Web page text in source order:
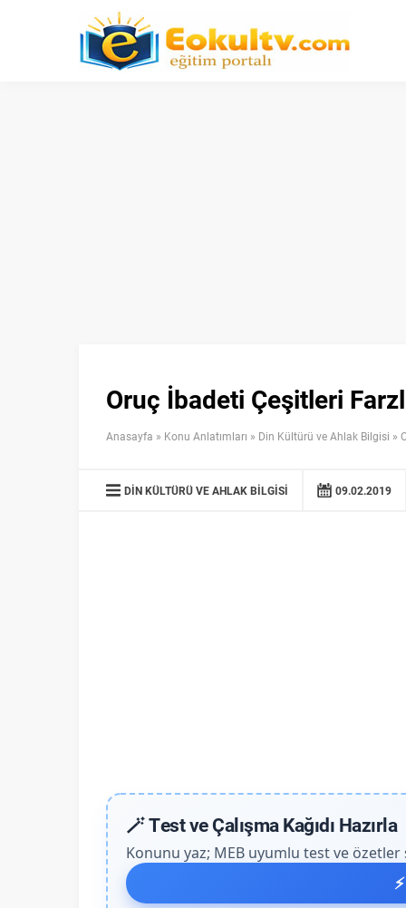
Oruç İbadeti Çeşitleri
Anasayfa » Konu Anlatımları » Din Kültürü ve Ahlak Bilgisi »
DIN KÜLTÜRÜ VE AHLAK BILGISI 09.02.2019
🪄 Test ve Çalışma Kağıdı Hazırla
Konunu yaz; MEB uyumlu test ve